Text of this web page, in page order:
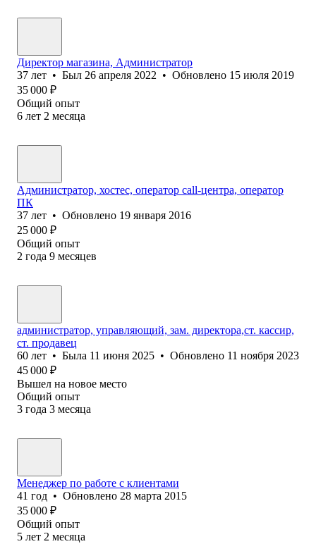
Директор магазина, Администратор
37 лет • Был 26 апреля 2022 • Обновлено 15 июля 2019
35 000 ₽
Общий опыт
6 лет 2 месяца
Администратор, хостес, оператор call-центра, оператор
ПК
37 лет • Обновлено 19 января 2016
25 000 ₽
Общий опыт
2 года 9 месяцев
администратор, управляющий, зам. директора,ст. кассир,
ст. продавец
60 лет • Была 11 июня 2025 • Обновлено 11 ноября 2023
45 000 ₽
Вышел на новое место
Общий опыт
3 года 3 месяца
Менеджер по работе с клиентами
41 год • Обновлено 28 марта 2015
35 000 ₽
Общий опыт
5 лет 2 месяца